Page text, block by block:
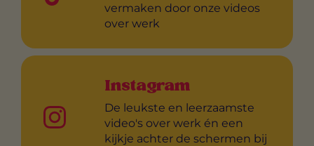
vermaken door onze videos
over werk
Instagram
De leukste en leerzaamste
video's over werk én een
kijkje achter de schermen bij